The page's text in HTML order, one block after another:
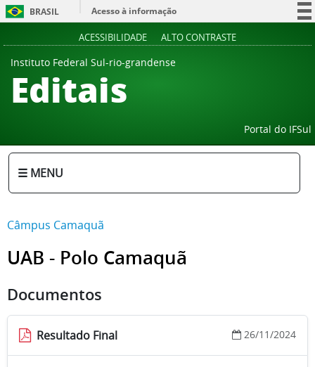
BRASIL
Acesso à informação
ACESSIBILIDADE ALTO CONTRASTE
Instituto Federal Sul-rio-grandense
Editais
Portal do IFSul
☰ MENU
Câmpus Camaquã
UAB - Polo Camaquã
Documentos
Resultado Final 26/11/2024